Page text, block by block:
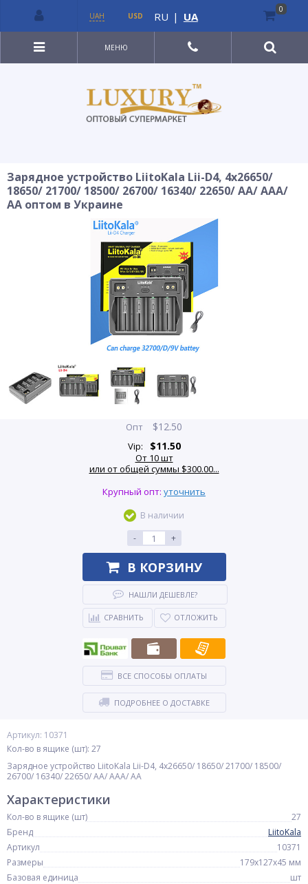
МЕНЮ
Зарядное устройство LiitoKala Lii-D4, 4x26650/
18650/ 21700/ 18500/ 26700/ 16340/ 22650/ AA/ AAA/
AA оптом в Украине
Артикул: 10371
Кол-во в ящике (шт): 27
Зарядное устройство LiitoKala Lii-D4, 4x26650/ 18650/ 21700/ 18500/
26700/ 16340/ 22650/ AA/ AAA/ AA
Опт $12.50
Vip: $11.50
От 10 шт
или от общей суммы $300.00...
Крупный опт: уточнить
В наличии
-
+
В КОРЗИНУ
НАШЛИ ДЕШЕВЛЕ?
СРАВНИТЬ ОТЛОЖИТЬ
ВСЕ СПОСОБЫ ОПЛАТЫ
ПОДРОБНЕЕ О ДОСТАВКЕ
Характеристики
Кол-во в ящике (шт)
27
Бренд
LiitoKala
Артикул
10371
Размеры
179х127x45 мм
Базовая единица
шт
UAH USD RU | UA
0